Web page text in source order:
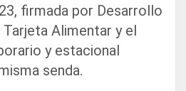
firmada por Desarrollo
Alimentar y el
y estacional
senda.